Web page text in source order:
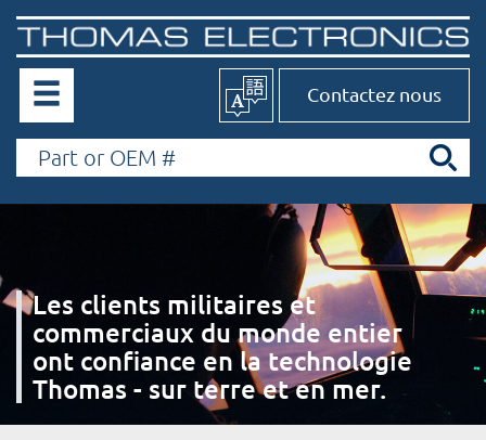
Contactez nous
Les clients militaires et
commerciaux du monde entier
ont confiance en la technologie
Thomas - sur terre et en mer.